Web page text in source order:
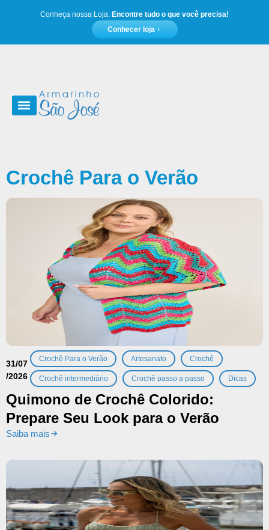
Conheça nossa Loja. Encontre tudo o que você precisa!
Conhecer loja
Crochê Para o Verão
31/07
/2026
Crochê Para o Verão , Artesanato , Crochê ,
Crochê intermediário , Crochê passo a passo , Dicas
Quimono de Crochê Colorido:
Prepare Seu Look para o Verão
Saiba mais